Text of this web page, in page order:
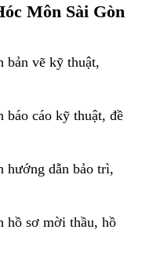
Môn Sài Gòn
bản vẽ kỹ thuật,
báo cáo kỹ thuật, đề
hướng dẫn bảo trì,
hồ sơ mời thầu, hồ